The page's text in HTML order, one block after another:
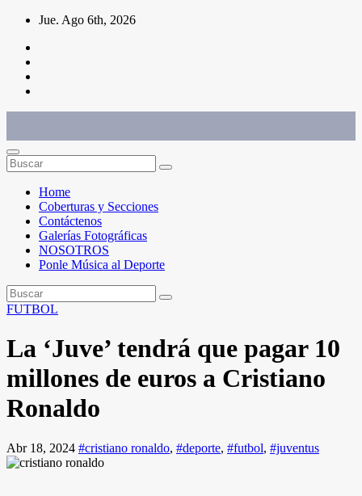
Saltar
contenido
Jue. Ago 6th, 2026
Home
Coberturas y Secciones
Contáctenos
Galerías Fotográficas
NOSOTROS
Ponle Música al Deporte
FUTBOL
La ‘Juve’ tendrá que pagar 10
millones de euros a Cristiano
Ronaldo
Abr 18, 2024 #cristiano ronaldo, #deporte, #futbol, #juventus